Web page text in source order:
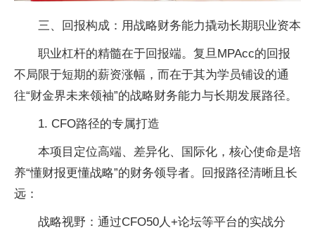
三、回报构成：用战略财务能力撬动长期职业资本
职业杠杆的精髓在于回报端。复旦MPAcc的回报
不局限于短期的薪资涨幅，而在于其为学员铺设的通
往“财金界未来领袖”的战略财务能力与长期发展路径。
1. CFO路径的专属打造
本项目定位高端、差异化、国际化，核心使命是培
养“懂财报更懂战略”的财务领导者。回报路径清晰且长
远：
战略视野：通过CFO50人+论坛等平台的实战分